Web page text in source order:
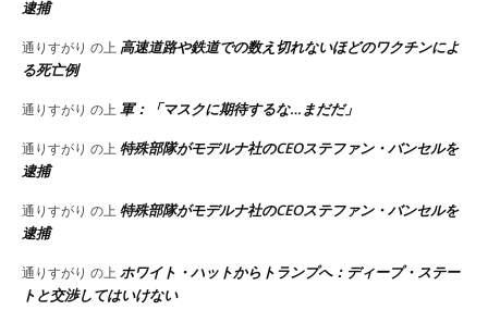
逮捕
通りすがり の上 高速道路や鉄道での数え切れないほどのワクチンによ
る死亡例
通りすがり の上軍：「マスクに期待するな…まだだ」
通りすがり の上特殊部隊がモデルナ社のCEOステファン・バンセルを
逮捕
通りすがり の上特殊部隊がモデルナ社のCEOステファン・バンセルを
逮捕
通りすがり の上ホワイト・ハットからトランプへ：ディープ・ステー
トと交渉してはいけない